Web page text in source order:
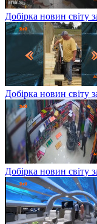
Добірка новин світу
Добірка новин світу
Добірка новин світу